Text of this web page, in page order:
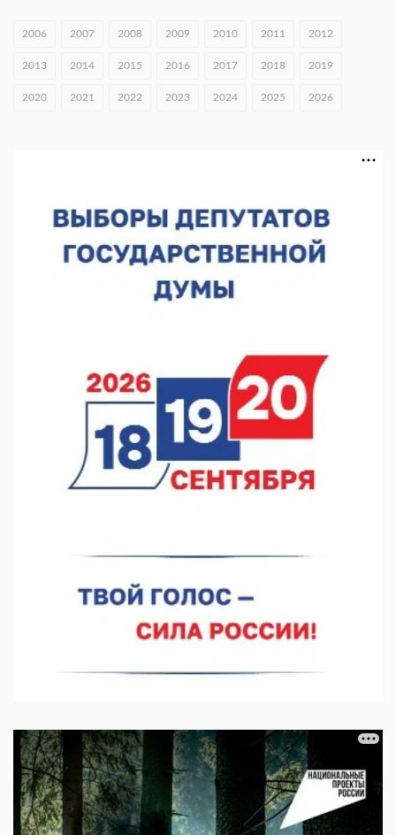
05.08.2026 14:04
Фестиваль SALUT! ИСКРА пройдет в сквере Свердлова
Нижегородский кадровый центр проведет ярмарки вакансий
05.08.2026 10:51
2006 2007 2008 2009 2010 2011 2012
2013 2014 2015 2016 2017 2018 2019
2020 2021 2022 2023 2024 2025 2026